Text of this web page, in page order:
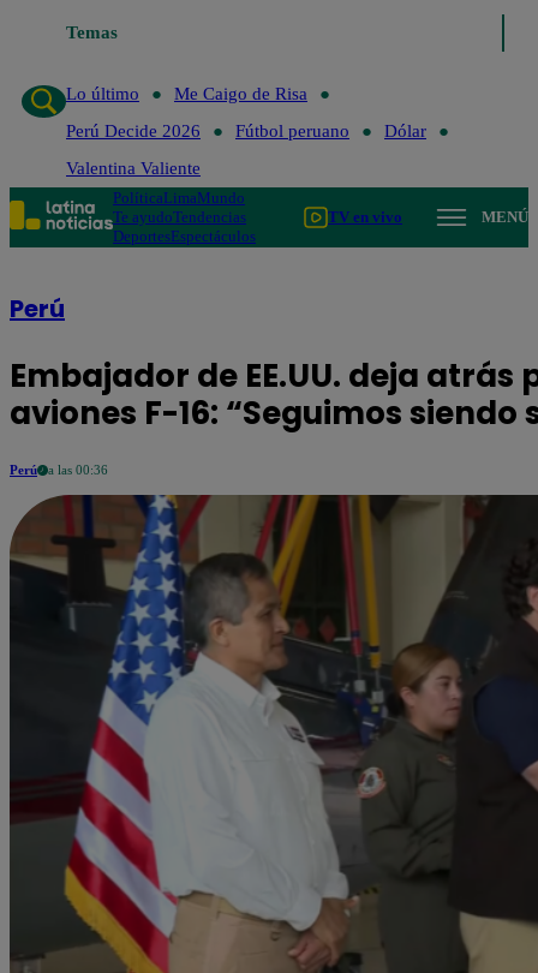
Temas
Lo último
Me Caigo de Risa
Perú Decide 2026
Fútbol peruano
Dólar
Valentina Valiente
PolíticaLimaMundo
Te ayudoTendencias
DeportesEspectáculos
TV en vivo MENÚ
Perú
Embajador de EE.UU. deja
aviones F-16: “Seguimos
Perú a las 00:36